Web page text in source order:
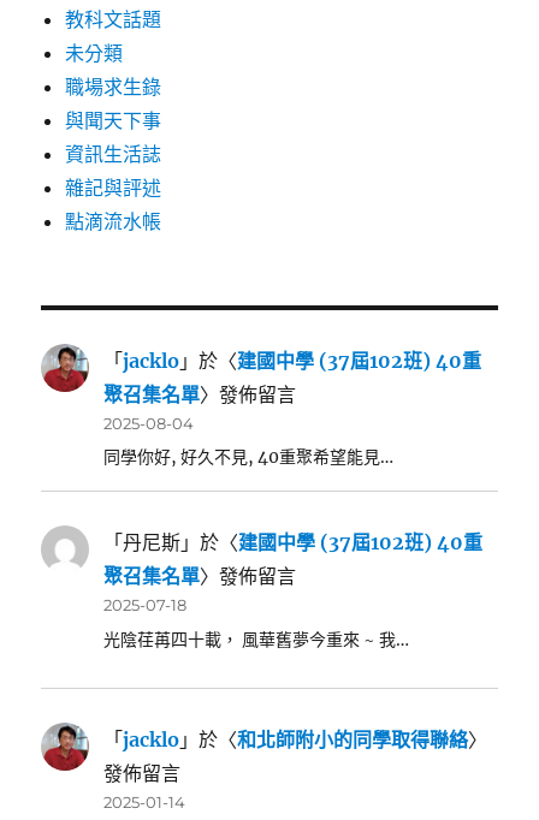
教科文話題
未分類
職場求生錄
與聞天下事
資訊生活誌
雜記與評述
點滴流水帳
「jacklo 」於〈建國中學 (37屆102班) 40重
聚召集名單〉發佈留言
2025-08-04
同學你好, 好久不見, 40重聚希望能見…
「丹尼斯 」於〈建國中學 (37屆102班) 40重
聚召集名單〉發佈留言
2025-07-18
光陰荏苒四十載， 風華舊夢今重來 ~ 我…
「jacklo 」於〈和北師附小的同學取得聯絡〉
發佈留言
2025-01-14